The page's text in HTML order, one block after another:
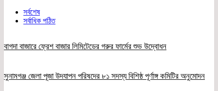
সর্বশেষ
সর্বাধিক পঠিত
বাগদা বাজারে ফ্রেশ বাজার লিমিটেডের গরুর ফার্মের শুভ উদ্বোধন
সুনামগঞ্জ জেলা পূজা উদযাপন পরিষদের ৮১ সদস্য বিশিষ্ঠ পূর্ণাঙ্গ কমিটির অনুমোদন